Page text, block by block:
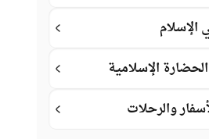
الإسلام
الإسلامية
والرحلات